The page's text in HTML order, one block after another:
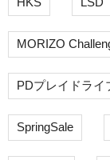
MORIZO
PDプレイドライ
SpringSale